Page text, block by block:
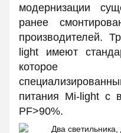
модернизации
ранее
производителей.
light имеют
которое
питания Mi-light с
PF>90%.